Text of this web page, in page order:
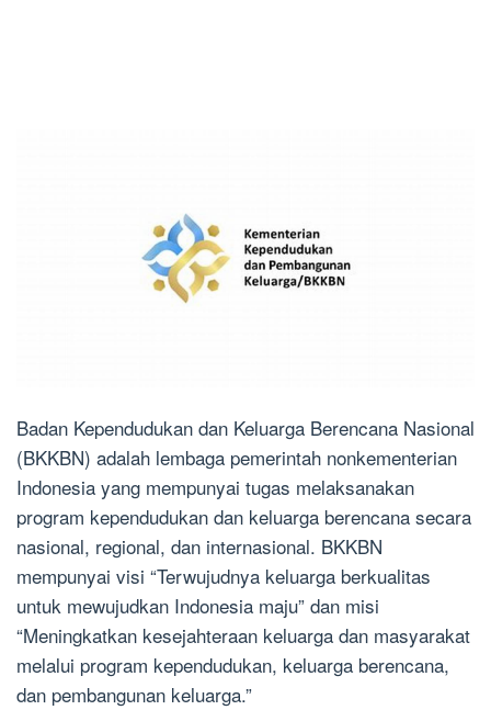
Badan Kependudukan dan Keluarga Berencana Nasional
(BKKBN) adalah lembaga pemerintah nonkementerian
Indonesia yang mempunyai tugas melaksanakan
program kependudukan dan keluarga berencana secara
nasional, regional, dan internasional. BKKBN
mempunyai visi “Terwujudnya keluarga berkualitas
untuk mewujudkan Indonesia maju” dan misi
“Meningkatkan kesejahteraan keluarga dan masyarakat
melalui program kependudukan, keluarga berencana,
dan pembangunan keluarga.”